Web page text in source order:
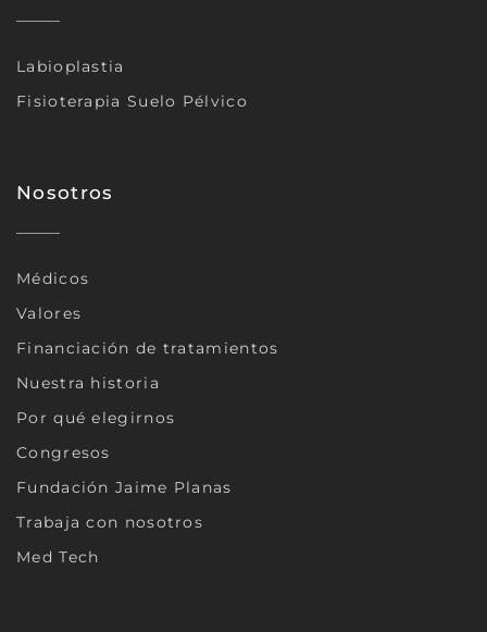
Labioplastia
Fisioterapia Suelo Pélvico
Nosotros
Médicos
Valores
Financiación de tratamientos
Nuestra historia
Por qué elegirnos
Congresos
Fundación Jaime Planas
Trabaja con nosotros
Med Tech